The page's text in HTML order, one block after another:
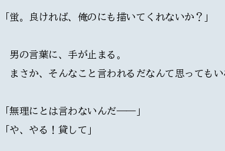
「蛍。良ければ、俺のにも描いてくれないか？」
男の言葉に、手が止まる。
まさか、そんなこと言われるだなんて思ってもい
「無理にとは言わないんだ――」
「や、やる！貸して」